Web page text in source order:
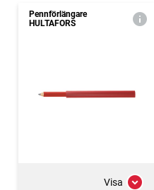
Pennförlängare
HULTAFORS
Visa